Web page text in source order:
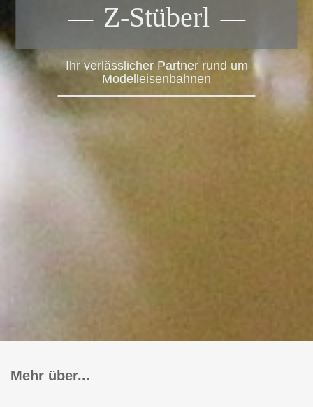
Z-Stüberl
Ihr verlässlicher Partner rund um
Modelleisenbahnen
Mehr über...